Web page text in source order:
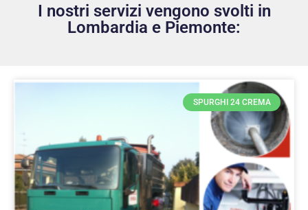
I nostri servizi vengono svolti in
Lombardia e Piemonte:
SPURGHI 24 CREMA